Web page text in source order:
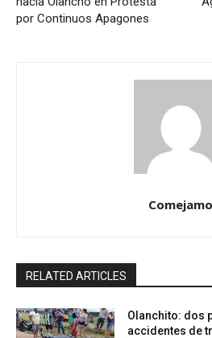
por Continuos Apagones
Comejamo
RELATED ARTICLES
Olanchito: dos
accidentes de